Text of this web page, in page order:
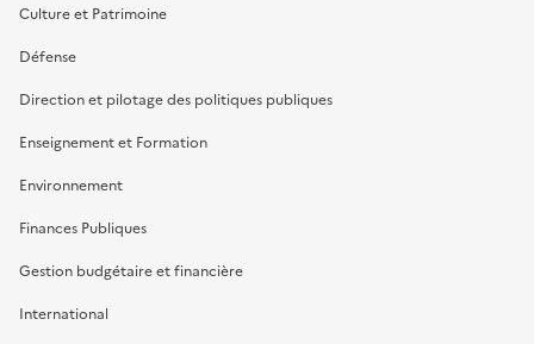
Culture et Patrimoine
Défense
Direction et pilotage des politiques publiques
Enseignement et Formation
Environnement
Finances Publiques
Gestion budgétaire et financière
International